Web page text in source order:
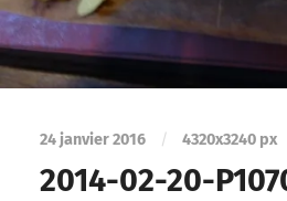
24 janvier 2016 / 4320x3240 px
2014-02-20-